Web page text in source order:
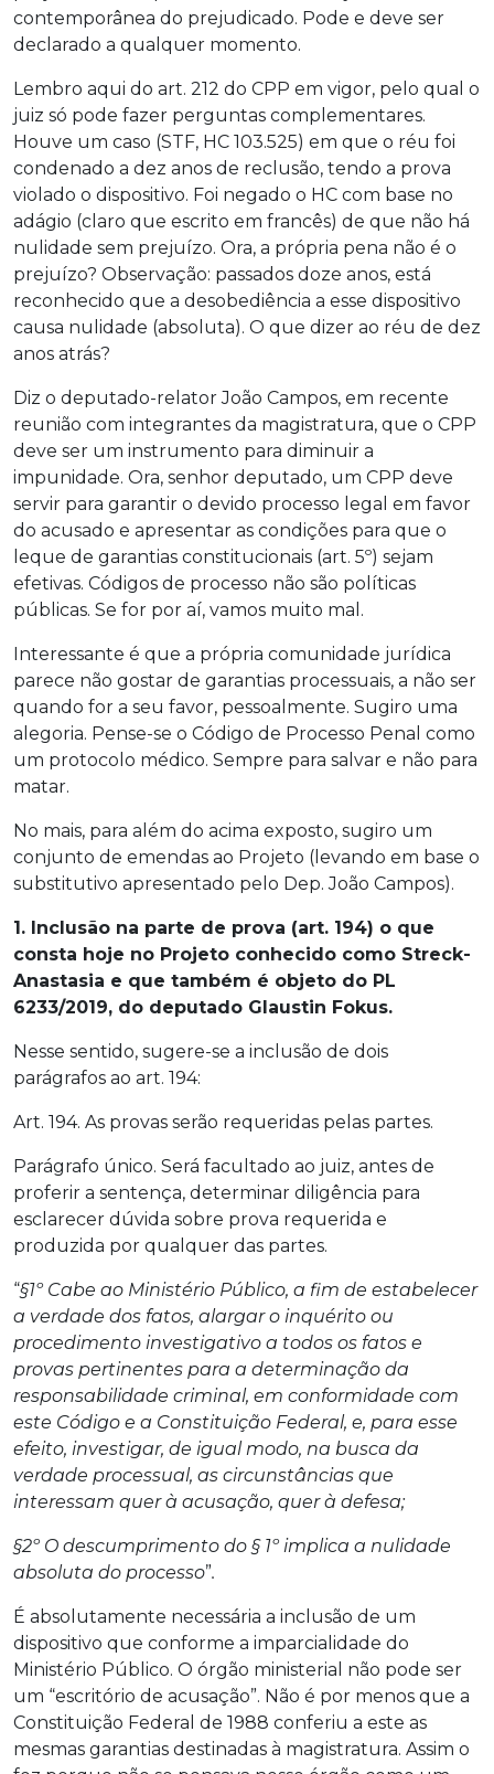
contemporânea do prejudicado. Pode e deve ser
declarado a qualquer momento.
Lembro aqui do art. 212 do CPP em vigor, pelo qual o
juiz só pode fazer perguntas complementares.
Houve um caso (STF, HC 103.525) em que o réu foi
condenado a dez anos de reclusão, tendo a prova
violado o dispositivo. Foi negado o HC com base no
adágio (claro que escrito em francês) de que não há
nulidade sem prejuízo. Ora, a própria pena não é o
prejuízo? Observação: passados doze anos, está
reconhecido que a desobediência a esse dispositivo
causa nulidade (absoluta). O que dizer ao réu de dez
anos atrás?
Diz o deputado-relator João Campos, em recente
reunião com integrantes da magistratura, que o CPP
deve ser um instrumento para diminuir a
impunidade. Ora, senhor deputado, um CPP deve
servir para garantir o devido processo legal em favor
do acusado e apresentar as condições para que o
leque de garantias constitucionais (art. 5º) sejam
efetivas. Códigos de processo não são políticas
públicas. Se for por aí, vamos muito mal.
Interessante é que a própria comunidade jurídica
parece não gostar de garantias processuais, a não ser
quando for a seu favor, pessoalmente. Sugiro uma
alegoria. Pense-se o Código de Processo Penal como
um protocolo médico. Sempre para salvar e não para
matar.
No mais, para além do acima exposto, sugiro um
conjunto de emendas ao Projeto (levando em base o
substitutivo apresentado pelo Dep. João Campos).
1. Inclusão na parte de prova (art. 194) o que
consta hoje no Projeto conhecido como Streck-
Anastasia e que também é objeto do PL
6233/2019, do deputado Glaustin Fokus.
Nesse sentido, sugere-se a inclusão de dois
parágrafos ao art. 194:
Art. 194. As provas serão requeridas pelas partes.
Parágrafo único. Será facultado ao juiz, antes de
proferir a sentença, determinar diligência para
esclarecer dúvida sobre prova requerida e
produzida por qualquer das partes.
“§1º Cabe ao Ministério Público, a fim de estabelecer
a verdade dos fatos, alargar o inquérito ou
procedimento investigativo a todos os fatos e
provas pertinentes para a determinação da
responsabilidade criminal, em conformidade com
este Código e a Constituição Federal, e, para esse
efeito, investigar, de igual modo, na busca da
verdade processual, as circunstâncias que
interessam quer à acusação, quer à defesa;
§2º O descumprimento do § 1º implica a nulidade
absoluta do processo”.
É absolutamente necessária a inclusão de um
dispositivo que conforme a imparcialidade do
Ministério Público. O órgão ministerial não pode ser
um “escritório de acusação”. Não é por menos que a
Constituição Federal de 1988 conferiu a este as
mesmas garantias destinadas à magistratura. Assim o